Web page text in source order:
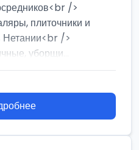
/>
плиточники и
Нетании<br />
уборщи...